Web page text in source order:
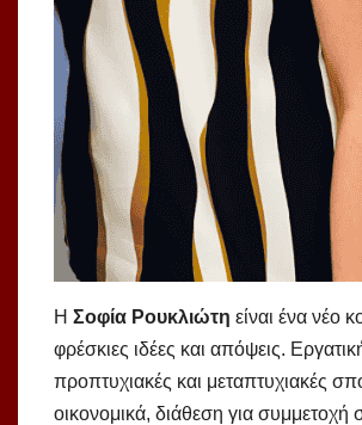
Η Σοφία Ρουκλιώτη είναι ένα νέο
φρέσκιες ιδέες και απόψεις.
προπτυχιακές και μεταπτυχιακές
οικονομικά, διάθεση για συμμετοχή